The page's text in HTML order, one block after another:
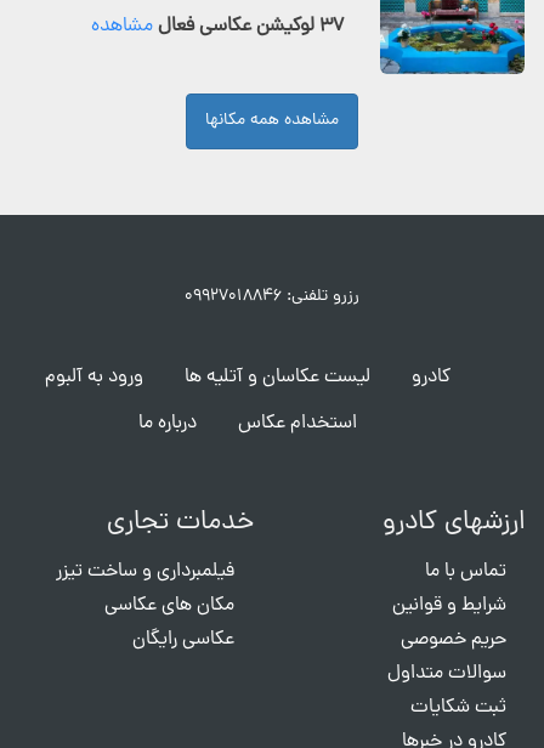
۳۷ لوکیشن عکاسی فعال مشاهده
مشاهده همه مکانها
رزرو تلفنی: ۰۹۹۲۷۰۱۸۸۴۶
کادرو لیست عکاسان و آتلیه ها
ورود به آلبوم
استخدام عکاس
درباره ما
ارزشهای کادرو
تماس با ما
شرایط و قوانین
حریم خصوصی
سوالات متداول
ثبت شکایات
کادرو در خبرها
خدمات تجاری
فیلمبرداری و ساخت تیزر
مکان های عکاسی
عکاسی رایگان